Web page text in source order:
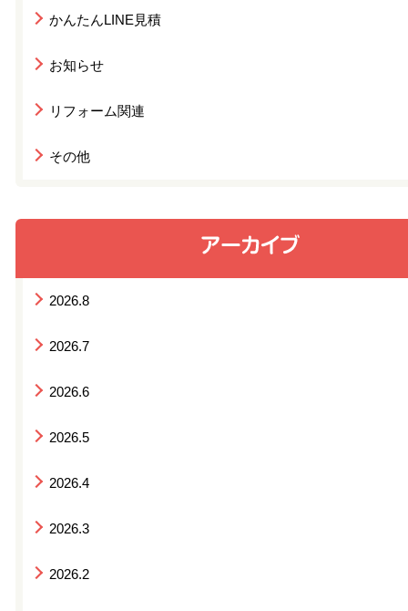
かんたんLINE見積
お知らせ
リフォーム関連
その他
2026.8
2026.7
2026.6
2026.5
2026.4
2026.3
2026.2